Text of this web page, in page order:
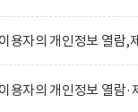
용자의 개인정보 열람,
용자의 개인정보 열람·